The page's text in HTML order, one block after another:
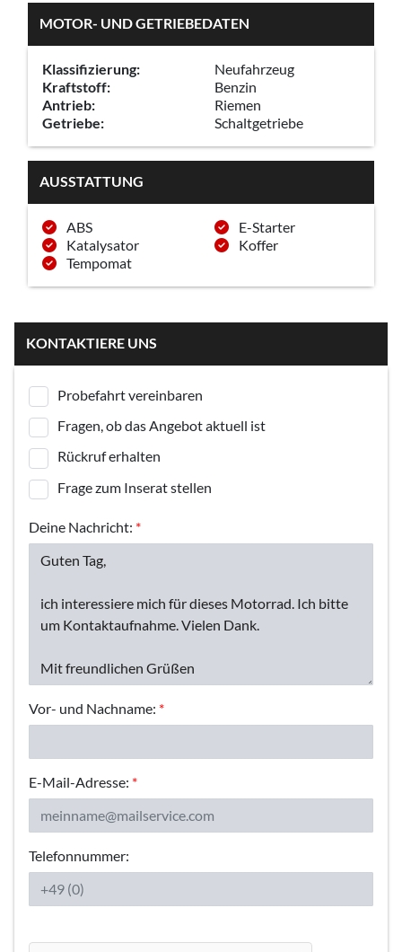
MOTOR- UND GETRIEBEDATEN
Klassifizierung:
Neufahrzeug
Kraftstoff:
Benzin
Antrieb:
Riemen
Getriebe:
Schaltgetriebe
AUSSTATTUNG
ABS
E-Starter
Katalysator
Koffer
Tempomat
KONTAKTIERE UNS
Probefahrt vereinbaren
Fragen, ob das Angebot aktuell ist
Rückruf erhalten
Frage zum Inserat stellen
Deine Nachricht: *
Vor- und Nachname: *
E-Mail-Adresse: *
Telefonnummer: